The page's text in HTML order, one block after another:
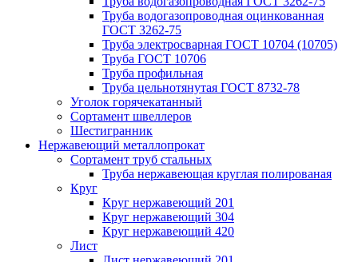
Труба водогазопроводная оцинкованная
ГОСТ 3262-75
Труба электросварная ГОСТ 10704 (10705)
Труба ГОСТ 10706
Труба профильная
Труба цельнотянутая ГОСТ 8732-78
Уголок горячекатанный
Сортамент швеллеров
Шестигранник
Нержавеющий металлопрокат
Сортамент труб стальных
Труба нержавеющая круглая полированая
Круг
Круг нержавеющий 201
Круг нержавеющий 304
Круг нержавеющий 420
Лист